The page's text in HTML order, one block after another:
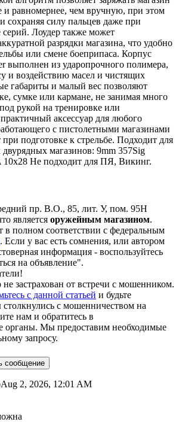
и равномернее, чем вручную, при этом
сохраняя силу пальцев даже при
Лоудер также может
разрядки магазина, что удобно
или смене боеприпаса. Корпус
выполнен из ударопрочного полимера,
и воздействию масел и чистящих
габариты и малый вес позволяют
сумке или кармане, не занимая много
рукой на тренировке или
аксессуар для любого
с пистолетными магазинами
подготовке к стрельбе. Подходит для
магазинов: 9mm 357Sig
10x28 Не подходит для ПЯ, Викинг.
пр. В.О., 85, лит. У, пом. 95Н
является оружейным магазином.
в полном соответствии с федеральным
. Если у вас есть сомнения, или автором
информация - воспользуйтесь
на объявление".
застрахован от встречи с мошенником.
с данной статьей и будьте
с мошенничеством на
нам и обратитесь в
органы. Мы предоставим необходимые
запросу.
сообщение
Aug 2, 2026, 12:01 AM